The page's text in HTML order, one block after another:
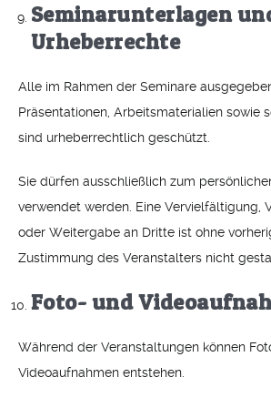
Seminarunterlagen
Urheberrechte
Alle im Rahmen der Seminare
Präsentationen, Arbeitsmaterialien sowie
sind urheberrechtlich geschützt.
Sie dürfen ausschließlich zum
verwendet werden. Eine Vervielfältigung,
oder Weitergabe an Dritte ist ohne
Zustimmung des Veranstalters nicht
Foto- und
Während der Veranstaltungen können
Videoaufnahmen entstehen.